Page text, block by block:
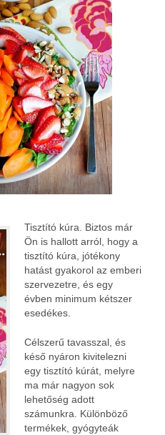
Tisztító kúra. Biztos már
Ön is hallott arról, hogy a
tisztító kúra, jótékony
hatást gyakorol az emberi
szervezetre, és egy
évben minimum kétszer
esedékes.
Célszerű tavasszal, és
késő nyáron kivitelezni
egy tisztító kúrát, melyre
ma már nagyon sok
lehetőség adott
számunkra. Különböző
termékek, gyógyteák